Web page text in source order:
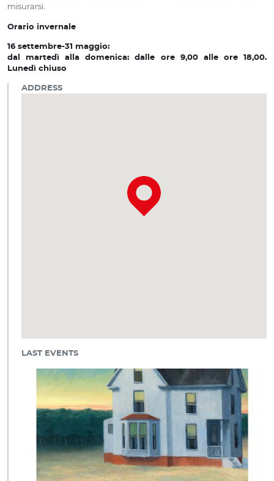
misurarsi.
Orario invernale
16 settembre-31 maggio:
dal martedì alla domenica: dalle ore 9,00 alle ore 18,00.
Lunedì chiuso
ADDRESS
LAST EVENTS